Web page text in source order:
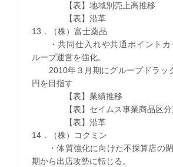
【表】地域別売上高推移
【表】沿革
13．（株）富士薬品
・共同仕入れや共通ポイントカ
ループ運営を強化。
2010年３月期にグループドラッ
円を目指す
【表】業績推移
【表】セイムス事業商品区分
【表】沿革
14．（株）コクミン
・体質強化に向けた不採算店の閉
期から出店攻勢に転じる。